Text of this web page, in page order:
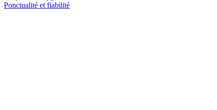
Ponctualité et fiabilité